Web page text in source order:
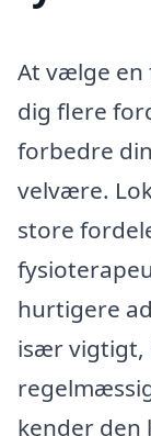
At vælge en
dig flere
forbedre
velvære.
store
hurtigere
især vigtigt,
kender den